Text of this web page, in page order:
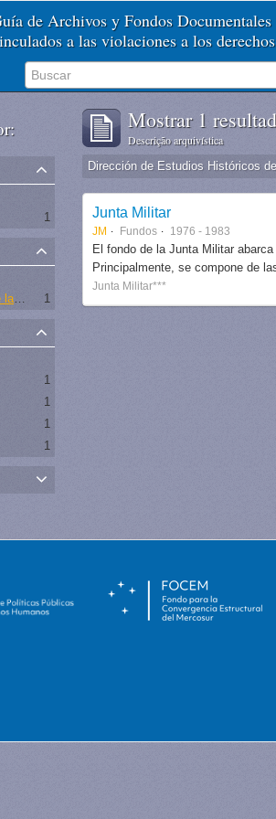
de Archivos y Fondos
a las violaciones a los
1
Dirección de Estudios Históricos de la Fuerza Aérea
1
1
1
1
1
Mostrar 1
Descrição arquivística
Junta Militar
JM Fundos 1976 - 1983
El fondo de la Junta Militar
Principalmente, se compone de
Junta Militar***